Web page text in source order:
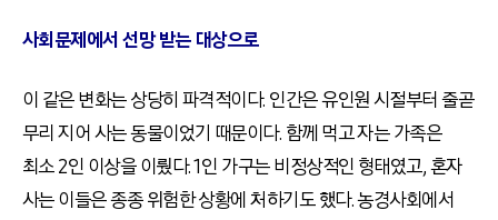
사회문제에서 선망 받는 대상으로
이 같은 변화는 상당히 파격적이다. 인간은 유인원 시절부터 줄곧
무리 지어 사는 동물이었기 때문이다. 함께 먹고 자는 가족은
최소 2인 이상을 이뤘다. 1인 가구는 비정상적인 형태였고, 혼자
사는 이들은 종종 위험한 상황에 처하기도 했다. 농경사회에서